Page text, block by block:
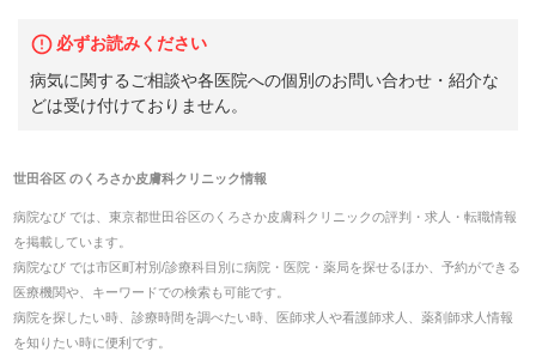
必ずお読みください
病気に関するご相談や各医院への個別のお問い合わせ・紹介な
どは受け付けておりません。
世田谷区のくろさか皮膚科クリニック情報
病院なび では、 東京都世田谷区のくろさか皮膚科クリニックの評判・求人・転職情報
を掲載しています。
病院なび では市区町村別/診療科目別に病院・医院・薬局を探せるほか、予約ができる
医療機関や、キーワードでの検索も可能です。
病院を探したい時、診療時間を調べたい時、医師求人や看護師求人、薬剤師求人情報
を知りたい時に便利です。